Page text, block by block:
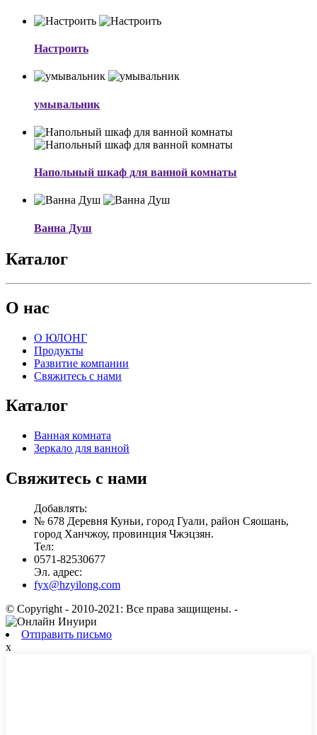
Настроить
умывальник
Напольный шкаф для ванной комнаты
Ванна Душ
Каталог
О нас
О ЮЛОНГ
Продукты
Развитие компании
Свяжитесь с нами
Каталог
Ванная комната
Зеркало для ванной
Свяжитесь с нами
Добавлять:
№ 678 Деревня Куньи, город Гуали, район Сяошань,
город Ханчжоу, провинция Чжэцзян.
Тел:
0571-82530677
Эл. адрес:
fyx@hzyilong.com
© Copyright - 2010-2021: Все права защищены. -
Отправить письмо
x